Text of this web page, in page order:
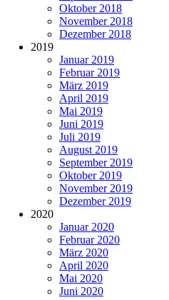
Oktober 2018
November 2018
Dezember 2018
2019
Januar 2019
Februar 2019
März 2019
April 2019
Mai 2019
Juni 2019
Juli 2019
August 2019
September 2019
Oktober 2019
November 2019
Dezember 2019
2020
Januar 2020
Februar 2020
März 2020
April 2020
Mai 2020
Juni 2020